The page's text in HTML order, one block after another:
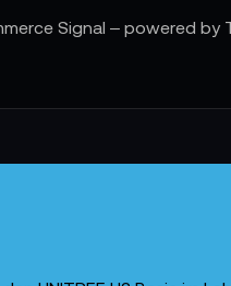
Signal – powered by